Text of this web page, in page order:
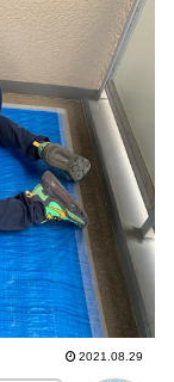
2021.08.29